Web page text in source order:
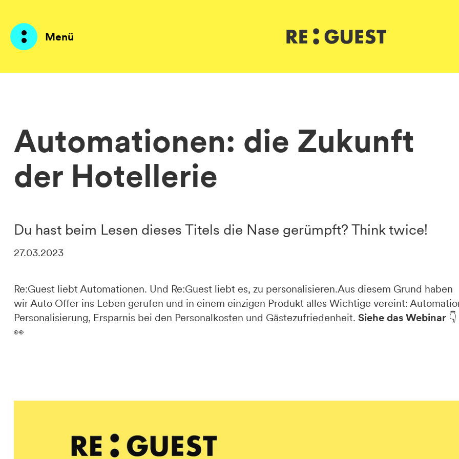
Menü
Lösungen
Preise
DE IT EN
Automationen: die Zukunft
der Hotellerie
Du hast beim Lesen dieses Titels die Nase gerümpft? Think twice!
27.03.2023
Re:Guest liebt Automationen. Und Re:Guest liebt es, zu personalisieren.Aus diesem Grund haben
wir Auto Offer ins Leben gerufen und in einem einzigen Produkt alles Wichtige vereint:
Personalisierung, Ersparnis bei den Personalkosten und Gästezufriedenheit. Siehe das Webinar 👇
👀